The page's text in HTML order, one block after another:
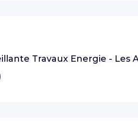
Travaux Energie - Les